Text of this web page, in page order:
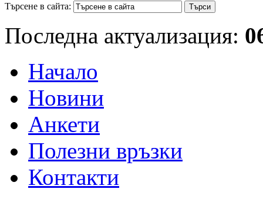
Търсене в сайта:
Последна актуализация:
Начало
Новини
Анкети
Полезни връзки
Контакти